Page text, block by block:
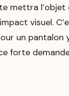
mettra l’objet
visuel.
un pantalon
forte